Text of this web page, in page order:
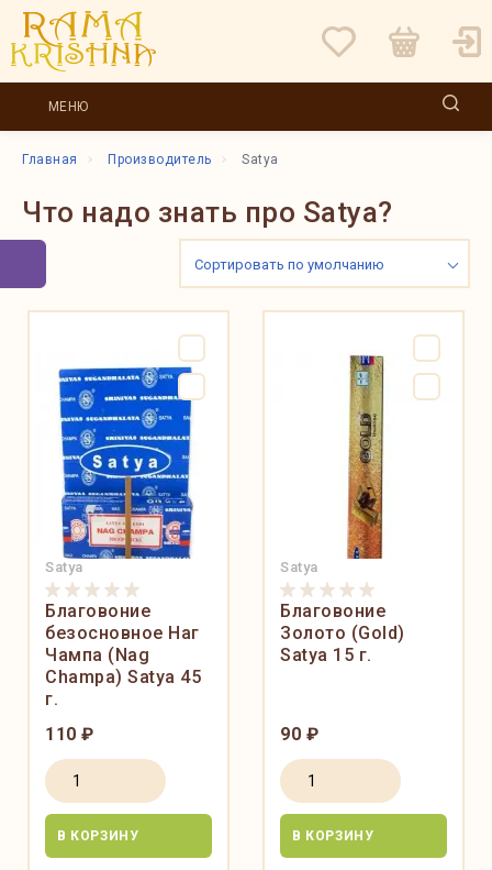
МЕНЮ
Главная Производитель Satya
Что надо знать про Satya?
Сортировать по умолчанию
Satya
Благовоние
безосновное Наг
Чампа (Nag
Champa) Satya 45
г.
110 ₽
В КОРЗИНУ
Satya
Благовоние
Золото (Gold)
Satya 15 г.
90 ₽
В КОРЗИНУ